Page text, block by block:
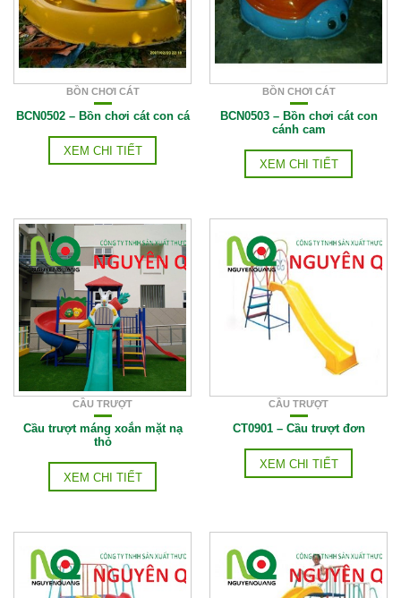
BỒN CHƠI CÁT
BCN0502 – Bồn chơi cát con cá
XEM CHI TIẾT
BỒN CHƠI CÁT
BCN0503 – Bồn chơi cát con
cánh cam
XEM CHI TIẾT
CẦU TRƯỢT
Cầu trượt máng xoắn mặt nạ
thỏ
XEM CHI TIẾT
CẦU TRƯỢT
CT0901 – Cầu trượt đơn
XEM CHI TIẾT